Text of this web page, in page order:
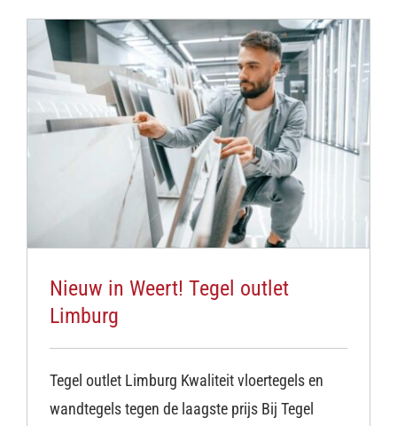
Nieuw in Weert! Tegel outlet
Limburg
Tegel outlet Limburg Kwaliteit vloertegels en
wandtegels tegen de laagste prijs Bij Tegel